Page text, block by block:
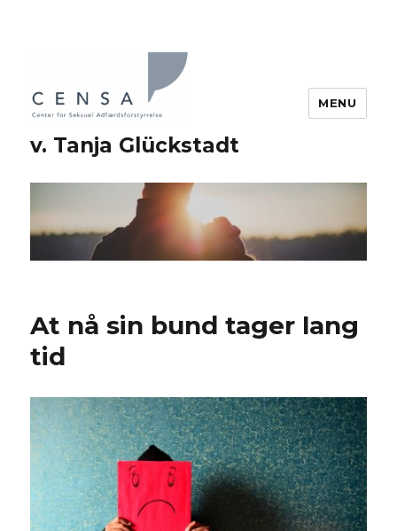
v. Tanja Glückstadt
MENU
At nå sin bund tager lang
tid